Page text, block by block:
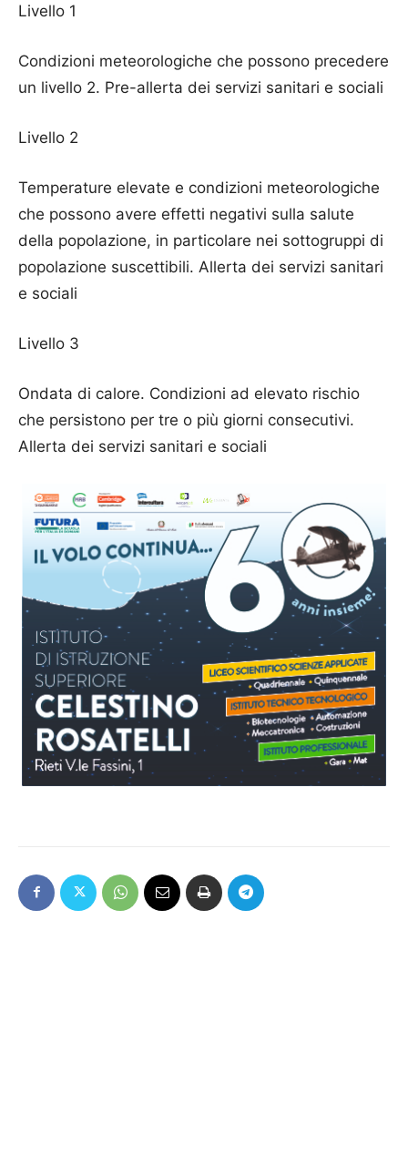
Livello 1
Condizioni meteorologiche che possono precedere
un livello 2. Pre-allerta dei servizi sanitari e sociali
Livello 2
Temperature elevate e condizioni meteorologiche
che possono avere effetti negativi sulla salute
della popolazione, in particolare nei sottogruppi di
popolazione suscettibili. Allerta dei servizi sanitari
e sociali
Livello 3
Ondata di calore. Condizioni ad elevato rischio
che persistono per tre o più giorni consecutivi.
Allerta dei servizi sanitari e sociali